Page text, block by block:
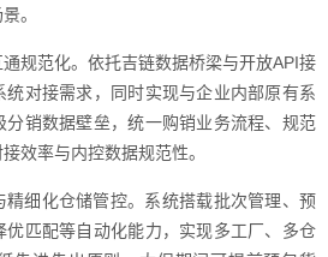
。
规范化。依托吉链数据桥梁与开放API接
对接需求，同时实现与企业内部原有系
销数据壁垒，统一购销业务流程、规范
效率与内控数据规范性。
精细化仓储管控。系统搭载批次管理、预
匹配等自动化能力，实现多工厂、多仓